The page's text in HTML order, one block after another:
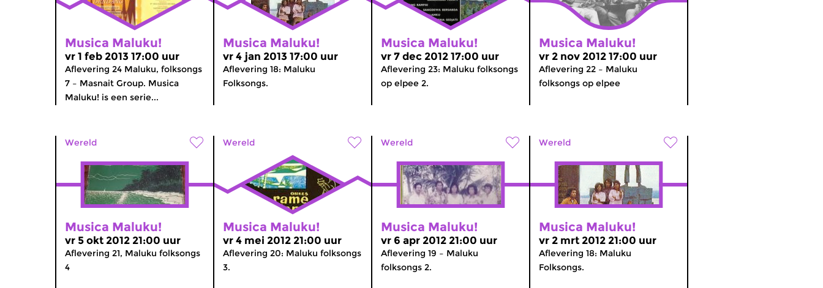
Musica Maluku!
vr 1 feb 2013 17:00 uur
Aflevering 24 Maluku, folksongs
7 – Masnait Group. Musica
Maluku! is een serie...
Musica Maluku!
vr 4 jan 2013 17:00 uur
Aflevering 18: Maluku
Folksongs.
Musica Maluku!
vr 7 dec 2012 17:00 uur
Aflevering 23: Maluku folksongs
op elpee 2.
Musica Maluku!
vr 2 nov 2012 17:00 uur
Aflevering 22 – Maluku
folksongs op elpee
Wereld
Musica Maluku!
vr 5 okt 2012 21:00 uur
Aflevering 21, Maluku folksongs
4
Wereld
Musica Maluku!
vr 4 mei 2012 21:00 uur
Aflevering 20: Maluku folksongs
3.
Wereld
Musica Maluku!
vr 6 apr 2012 21:00 uur
Aflevering 19 – Maluku
folksongs 2.
Wereld
Musica Maluku!
vr 2 mrt 2012 21:00 uur
Aflevering 18: Maluku
Folksongs.